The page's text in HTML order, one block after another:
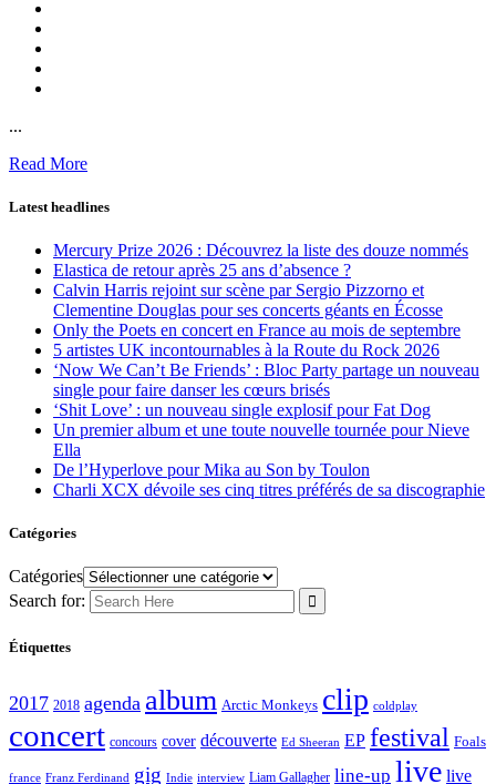
...
Read More
Latest headlines
Mercury Prize 2026 : Découvrez la liste des douze nommés
Elastica de retour après 25 ans d’absence ?
Calvin Harris rejoint sur scène par Sergio Pizzorno et
Clementine Douglas pour ses concerts géants en Écosse
Only the Poets en concert en France au mois de septembre
5 artistes UK incontournables à la Route du Rock 2026
‘Now We Can’t Be Friends’ : Bloc Party partage un nouveau
single pour faire danser les cœurs brisés
‘Shit Love’ : un nouveau single explosif pour Fat Dog
Un premier album et une toute nouvelle tournée pour Nieve
Ella
De l’Hyperlove pour Mika au Son by Toulon
Charli XCX dévoile ses cinq titres préférés de sa discographie
Catégories
Catégories
Search for:
Étiquettes
2017 2018 agenda album Arctic Monkeys clip coldplay
concert concours cover découverte Ed Sheeran EP festival Foals
france Franz Ferdinand gig Indie interview Liam Gallagher line-up live live